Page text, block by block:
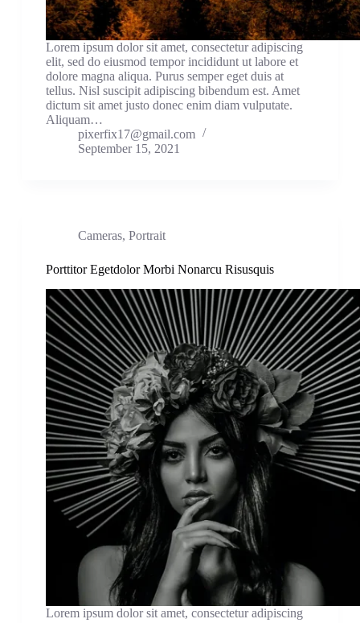
Lorem ipsum dolor sit amet, consectetur adipiscing
elit, sed do eiusmod tempor incididunt ut labore et
dolore magna aliqua. Purus semper eget duis at
tellus. Nisl suscipit adipiscing bibendum est. Amet
dictum sit amet justo donec enim diam vulputate.
Aliquam…
pixerfix17@gmail.com
September 15, 2021
Cameras, Portrait
Porttitor Egetdolor Morbi Nonarcu Risusquis
Lorem ipsum dolor sit amet, consectetur adipiscing